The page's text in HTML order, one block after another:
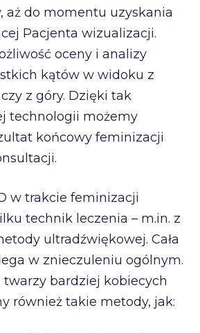
aż do momentu uzyskania
Pacjenta wizualizacji.
oceny i analizy
kątów w widoku z
z góry. Dzięki tak
technologii możemy
końcowy feminizacji
w trakcie feminizacji
technik leczenia – m.in. z
ultradźwiękowej. Cała
w znieczuleniu ogólnym.
bardziej kobiecych
również takie metody, jak: